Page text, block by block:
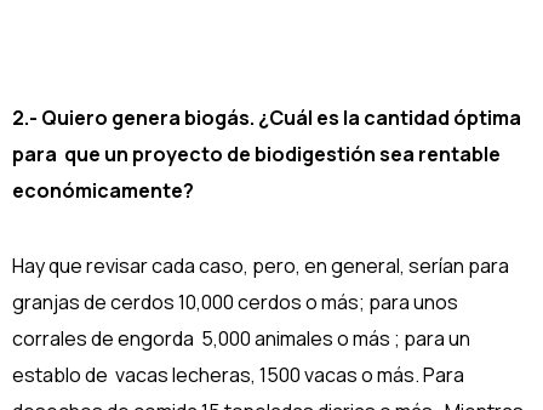
2.- Quiero genera biogás. ¿Cuál es la cantidad óptima
para que un proyecto de biodigestión sea rentable
económicamente?
Hay que revisar cada caso, pero, en general, serían para
granjas de cerdos 10,000 cerdos o más; para unos
corrales de engorda 5,000 animales o más ; para un
establo de vacas lecheras, 1500 vacas o más. Para